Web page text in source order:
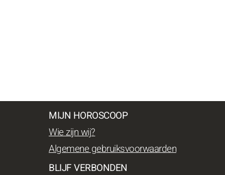
MIJN HOROSCOOP
Wie zijn wij?
Algemene gebruiksvoorwaarden
BLIJF VERBONDEN